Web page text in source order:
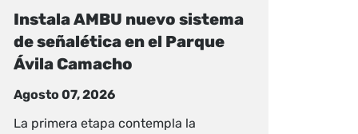
Instala AMBU nuevo sistema
de señalética en el Parque
Ávila Camacho
Agosto 07, 2026
La primera etapa contempla la